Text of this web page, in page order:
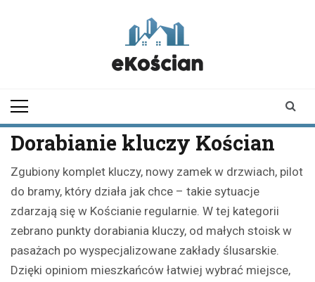
Dorabianie kluczy Kościan
Zgubiony komplet kluczy, nowy zamek w drzwiach, pilot
do bramy, który działa jak chce – takie sytuacje
zdarzają się w Kościanie regularnie. W tej kategorii
zebrano punkty dorabiania kluczy, od małych stoisk w
pasażach po wyspecjalizowane zakłady ślusarskie.
Dzięki opiniom mieszkańców łatwiej wybrać miejsce,